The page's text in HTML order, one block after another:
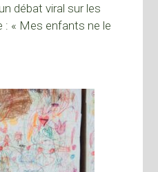
débat viral sur les
: « Mes enfants ne le